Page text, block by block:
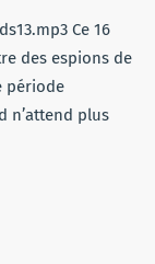
Ce 16
des espions de
période
n’attend plus